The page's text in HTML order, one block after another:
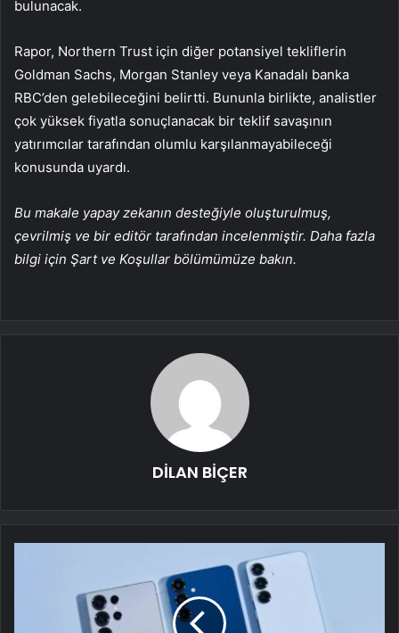
bulunacak.
Rapor, Northern Trust için diğer potansiyel tekliflerin
Goldman Sachs, Morgan Stanley veya Kanadalı banka
RBC’den gelebileceğini belirtti. Bununla birlikte, analistler
çok yüksek fiyatla sonuçlanacak bir teklif savaşının
yatırımcılar tarafından olumlu karşılanmayabileceği
konusunda uyardı.
Bu makale yapay zekanın desteğiyle oluşturulmuş,
çevrilmiş ve bir editör tarafından incelenmiştir. Daha fazla
bilgi için Şart ve Koşullar bölümümüze bakın.
DİLAN BİÇER